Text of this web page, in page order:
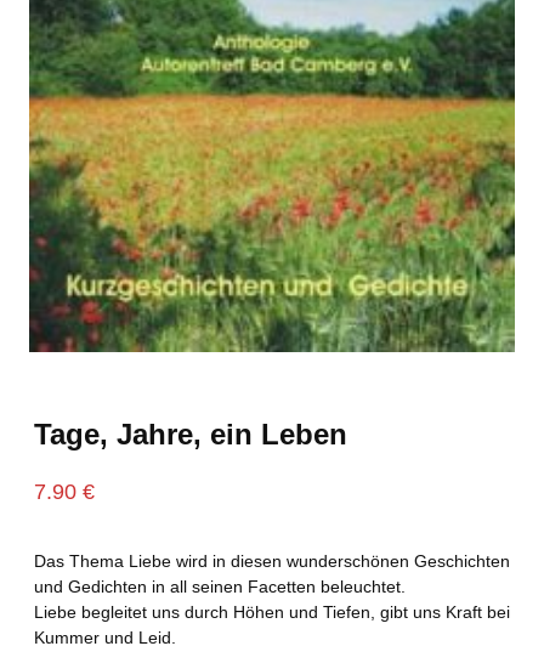
Tage, Jahre, ein Leben
7.90 €
Das Thema Liebe wird in diesen wunderschönen Geschichten
und Gedichten in all seinen Facetten beleuchtet.
Liebe begleitet uns durch Höhen und Tiefen, gibt uns Kraft bei
Kummer und Leid.